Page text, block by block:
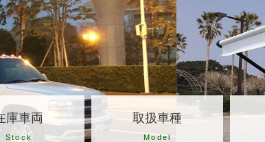
庫車両
Stock
取扱車種
Model